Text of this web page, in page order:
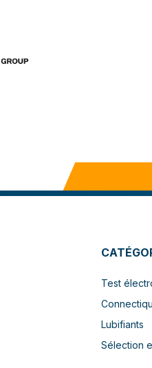
Test
Lubifiants
Sélection